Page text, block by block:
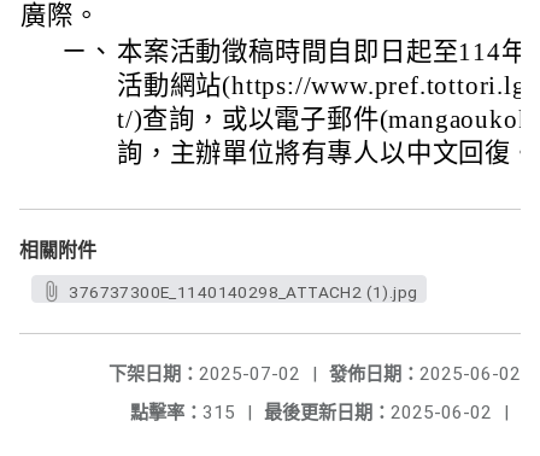
廣際。
ㄧ、 本案活動徵稿時間自即日起至114年
活動網站(https://
t/)查詢，或以電子郵件
詢，主辦單位將有專人以中文回復。
相關附件
376737300E_1140140298_ATTACH2 (1).jpg
發佈日期： 2025-06-02
下架日期： 2025-07-02
|
最後更新日期： 2025-06-02 |
點擊率： 315 |